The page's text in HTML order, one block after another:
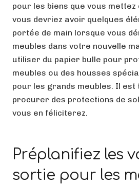
pour les biens que vous
vous devriez avoir quelques
portée de main lorsque vous
meubles dans votre nouvelle
utiliser du papier bulle pour
meubles ou des housses
pour les grands meubles. Il
procurer des protections de
vous en féliciterez.
Préplanifiez les
sortie pour les